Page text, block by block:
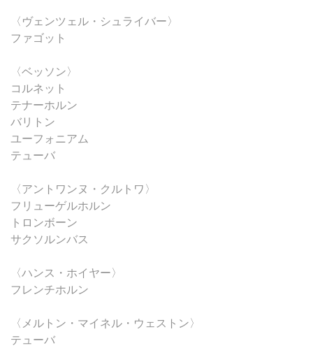
〈ヴェンツェル・シュライバー〉
ファゴット
〈ベッソン〉
コルネット
テナーホルン
バリトン
ユーフォニアム
テューバ
〈アントワンヌ・クルトワ〉
フリューゲルホルン
トロンボーン
サクソルンバス
〈ハンス・ホイヤー〉
フレンチホルン
〈メルトン・マイネル・ウェストン〉
テューバ